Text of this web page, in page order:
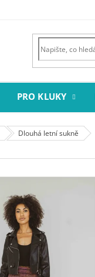
PRO KLUKY
Dlouhá letní sukně